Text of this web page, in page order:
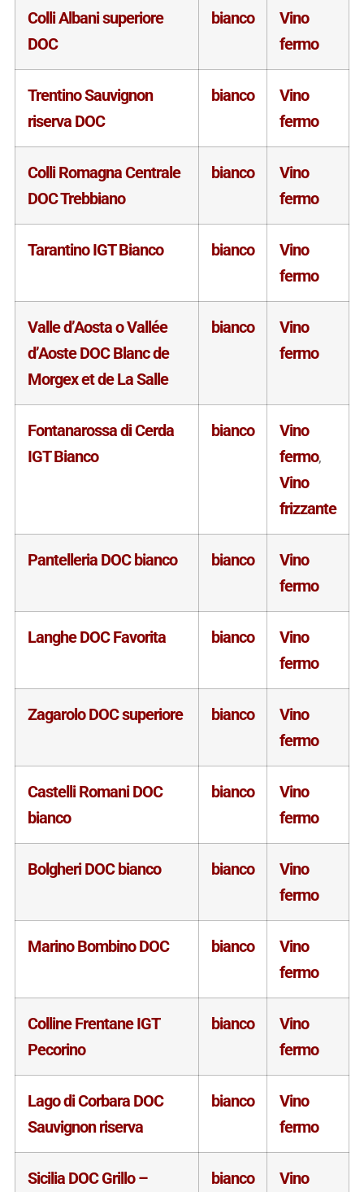
Colli Albani superiore
DOC
bianco
Vino
fermo
Trentino Sauvignon
riserva DOC
bianco
Vino
fermo
Colli Romagna Centrale
DOC Trebbiano
bianco
Vino
fermo
Tarantino IGT Bianco bianco
Vino
fermo
Valle d’Aosta o Vallée
d’Aoste DOC Blanc de
Morgex et de La Salle
bianco
Vino
fermo
Fontanarossa di Cerda
IGT Bianco
bianco
Vino
fermo,
Vino
frizzante
Pantelleria DOC bianco bianco
Vino
fermo
Langhe DOC Favorita bianco
Vino
fermo
Zagarolo DOC superiore bianco
Vino
fermo
Castelli Romani DOC
bianco
bianco
Vino
fermo
Bolgheri DOC bianco bianco
Vino
fermo
Marino Bombino DOC bianco
Vino
fermo
Colline Frentane IGT
Pecorino
bianco
Vino
fermo
Lago di Corbara DOC
Sauvignon riserva
bianco
Vino
fermo
Sicilia DOC Grillo –
bianco
Vino